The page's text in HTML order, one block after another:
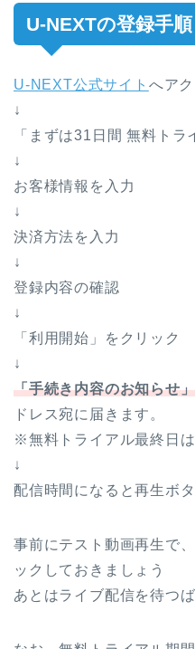
U-NEXTの登録手順
U-NEXT公式サイト へア
↓
「まずは31日間 無料トラ
↓
お客様情報を入力
↓
決済方法を入力
↓
登録内容の確認
↓
「利用開始」をクリック
↓
「手続き内容のお知らせ
ドレス宛に届きます。
※無料トライアル最終日
↓
配信時間になると再生ボ
事前にテスト動画再生で
ックしておきましょう
あとはライブ配信を待つ